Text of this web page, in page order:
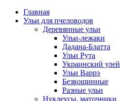
Главная
Ульи для пчеловодов
Деревянные ульи
Ульи-лежаки
Дадана-Блатта
Ульи Рута
Украинский улей
Ульи Варрэ
Безвощинные
Разные ульи
Нуклеусы, маточники